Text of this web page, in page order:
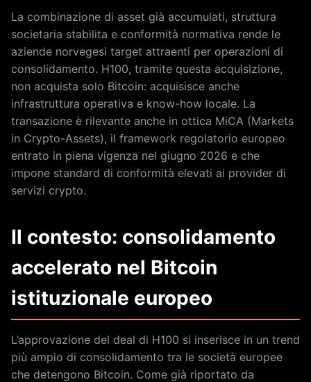
La combinazione di asset già accumulati, struttura
societaria stabilita e conformità normativa rende le
aziende norvegesi target attraenti per operazioni di
consolidamento. H100, tramite questa acquisizione,
non acquista solo Bitcoin: acquisisce anche
infrastruttura operativa e know-how locale. La
transazione è rilevante anche in ottica MiCA (Markets
in Crypto-Assets), il framework regolatorio europeo
entrato in piena vigenza nel giugno 2026 e che
impone standard di conformità elevati ai provider di
servizi crypto.
Il contesto: consolidamento
accelerato nel Bitcoin
istituzionale europeo
L’approvazione del deal di H100 si inserisce in un trend
più ampio di consolidamento tra le società europee
che detengono Bitcoin. Come già riportato da